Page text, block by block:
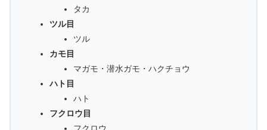
タカ
ツル目
ツル
カモ目
マガモ・潜水ガモ・ハクチョウ
ハト目
ハト
フクロウ目